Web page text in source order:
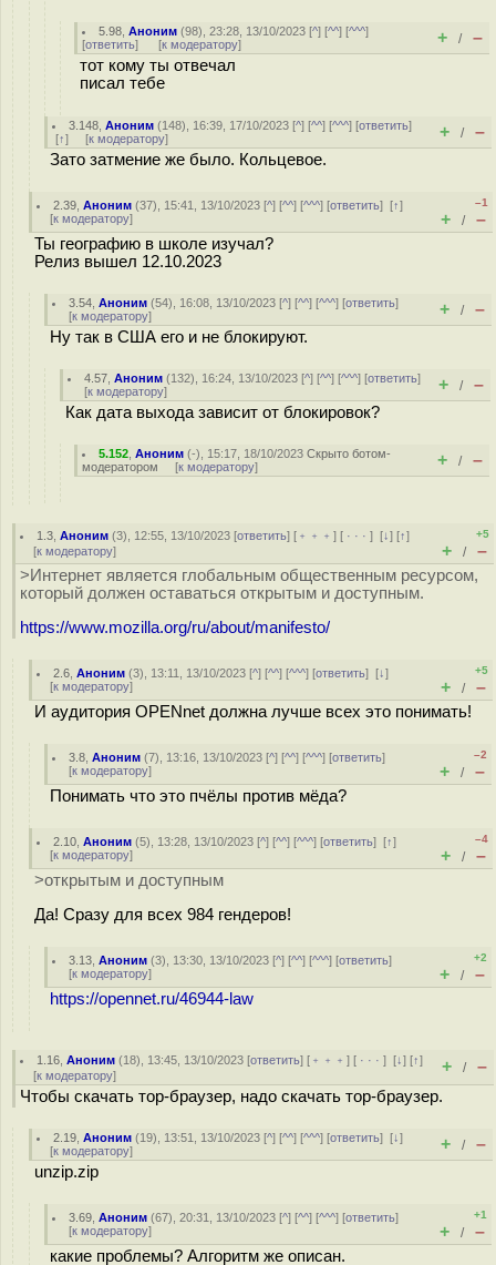
5.98 ,Аноним (98), 23:28, 13/10/2023 [^] [^^] [^^^]
[ответить] [к модератору] + / –
тот кому ты отвечал
писал тебе
3.148 ,Аноним (148), 16:39, 17/10/2023 [^] [^^] [^^^] [ответить]
[↑] [к модератору] + / –
Зато затмение же было. Кольцевое.
2.39 ,Аноним (37), 15:41, 13/10/2023 [^] [^^] [^^^] [ответить][↑]
[к модератору]
–1
+ / –
Ты географию в школе изучал?
Релиз вышел 12.10.2023
3.54 ,Аноним (54), 16:08, 13/10/2023 [^] [^^] [^^^] [ответить]
[к модератору] + / –
Ну так в США его и не блокируют.
4.57 ,Аноним (132), 16:24, 13/10/2023 [^] [^^] [^^^] [ответить]
[к модератору] + / –
Как дата выхода зависит от блокировок?
5.152 ,Аноним (-), 15:17, 18/10/2023Скрыто ботом-
модератором [к модератору] + / –
1.3 ,Аноним (3), 12:55, 13/10/2023 [ответить] [ ﹢﹢﹢] [ · · ·][↓] [↑]
[к модератору]
+5
+ / –
>Интернет является глобальным общественным ресурсом,
который должен оставаться открытым и доступным.
https://www.mozilla.org/ru/about/manifesto/
2.6 ,Аноним (3), 13:11, 13/10/2023 [^] [^^] [^^^] [ответить][↓]
[к модератору]
+5
+ / –
И аудитория OPENnet должна лучше всех это понимать!
3.8 ,Аноним (7), 13:16, 13/10/2023 [^] [^^] [^^^] [ответить]
[к модератору]
–2
+ / –
Понимать что это пчёлы против мёда?
2.10 ,Аноним (5), 13:28, 13/10/2023 [^] [^^] [^^^] [ответить][↑]
[к модератору]
–4
+ / –
>открытым и доступным
Да! Сразу для всех 984 гендеров!
3.13 ,Аноним (3), 13:30, 13/10/2023 [^] [^^] [^^^] [ответить]
[к модератору]
+2
+ / –
https://opennet.ru/46944-law
1.16 ,Аноним (18), 13:45, 13/10/2023 [ответить] [ ﹢﹢﹢] [ · · ·][↓] [↑]
[к модератору] + / –
Чтобы скачать тор-браузер, надо скачать тор-браузер.
2.19 ,Аноним (19), 13:51, 13/10/2023 [^] [^^] [^^^] [ответить][↓]
[к модератору] + / –
unzip.zip
3.69 ,Аноним (67), 20:31, 13/10/2023 [^] [^^] [^^^] [ответить]
[к модератору]
+1
+ / –
какие проблемы? Алгоритм же описан.